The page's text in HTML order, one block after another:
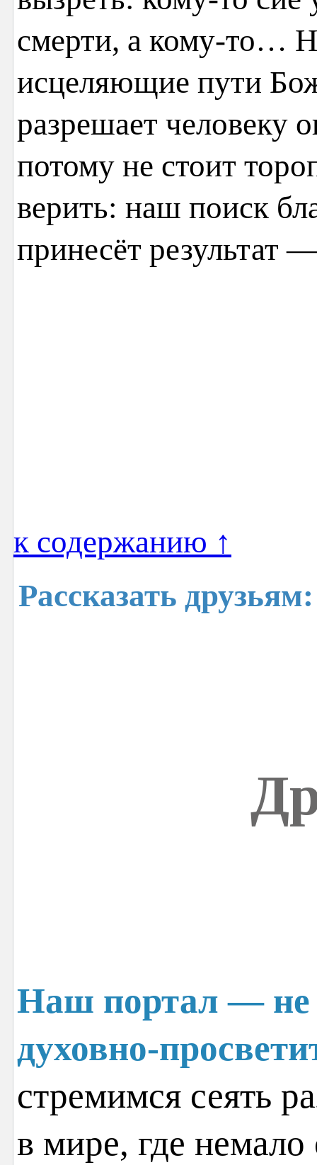
смерти, а кому-то…
исцеляющие пути
разрешает человеку
потому не стоит
верить: наш поиск
принесёт результат
к содержанию ↑
Рассказать друзьям:
Наш портал — не
духовно-
стремимся сеять
в мире, где